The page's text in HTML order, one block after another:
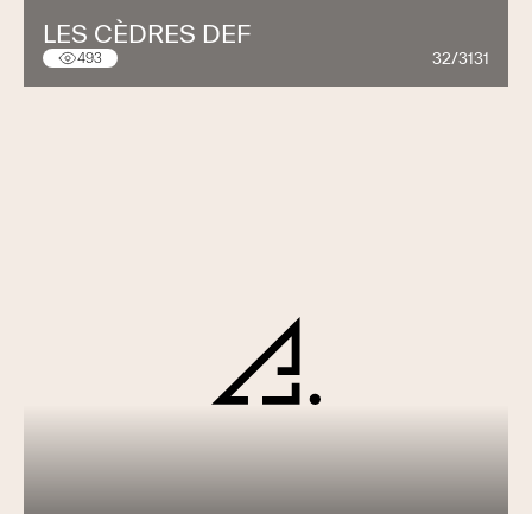
LES CÈDRES DEF
493 32/3131